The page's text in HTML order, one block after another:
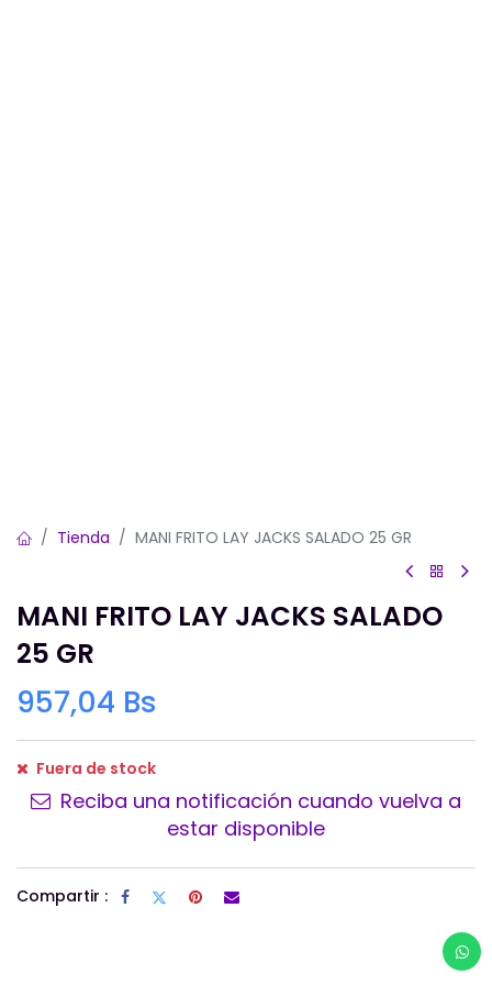
Tienda MANI FRITO LAY JACKS SALADO 25 GR
MANI FRITO LAY JACKS SALADO
25 GR
957,04 Bs
Fuera de stock
Reciba una notificación cuando vuelva a
estar disponible
Compartir :